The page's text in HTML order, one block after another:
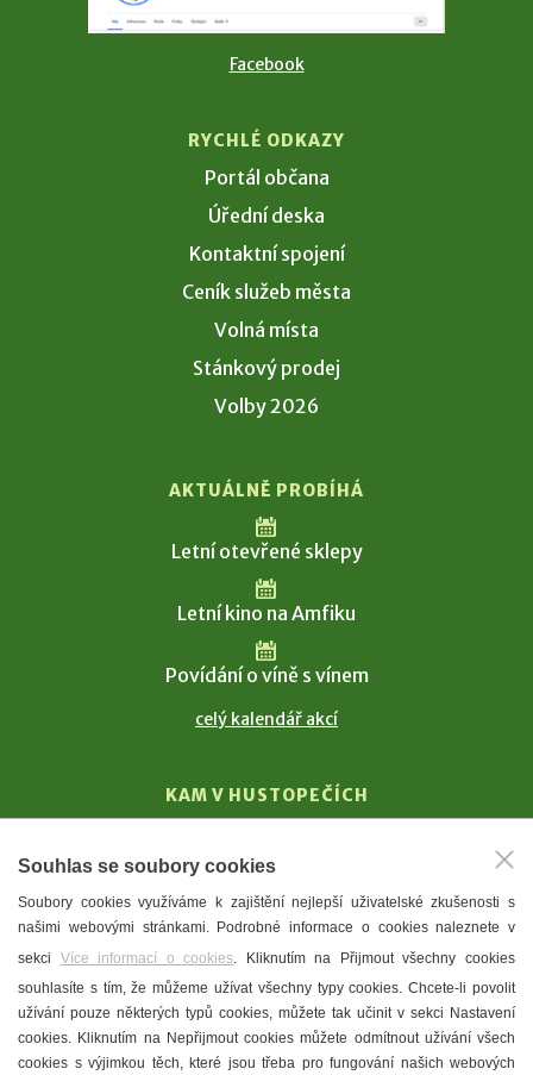
Facebook
RYCHLÉ ODKAZY
Portál občana
Úřední deska
Kontaktní spojení
Ceník služeb města
Volná místa
Stánkový prodej
Volby 2026
AKTUÁLNĚ PROBÍHÁ
Letní otevřené sklepy
Letní kino na Amfiku
Povídání o víně s vínem
celý kalendář akcí
KAM V HUSTOPEČÍCH
T. G. Masaryk
Mandloně
Ubytování
Restaurace
Městské muzeum a galerie
Denní meníčka
Souhlas se soubory cookies
Soubory cookies využíváme k zajištění nejlepší uživatelské zkušenosti s
našimi webovými stránkami. Podrobné informace o cookies naleznete v
sekci Více informací o cookies. Kliknutím na Přijmout všechny cookies
souhlasíte s tím, že můžeme užívat všechny typy cookies. Chcete-li povolit
užívání pouze některých typů cookies, můžete tak učinit v sekci Nastavení
cookies. Kliknutím na Nepřijmout cookies můžete odmítnout užívání všech
cookies s výjimkou těch, které jsou třeba pro fungování našich webových